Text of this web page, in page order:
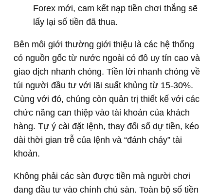
Forex mới, cam kết nạp tiền chơi thắng sẽ
lấy lại số tiền đã thua.
Bên môi giới thường giới thiệu là các hệ thống
có nguồn gốc từ nước ngoài có đô uy tín cao và
giao dịch nhanh chóng. Tiền lời nhanh chóng về
túi người đầu tư với lãi suất khủng từ 15-30%.
Cùng với đó, chúng còn quản trị thiết kế với các
chức năng can thiệp vào tài khoản của khách
hàng. Tự ý cài đặt lệnh, thay đổi số dự tiền, kéo
dài thời gian trễ của lệnh và “đánh cháy” tài
khoản.
Không phải các sàn được tiền mà người chơi
đang đầu tư vào chính chủ sàn. Toàn bộ số tiền